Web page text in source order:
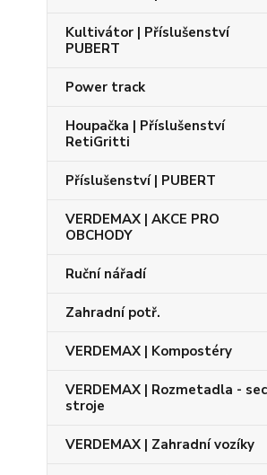
Kultivátor | Příslušenství
PUBERT
Power track
Houpačka | Příslušenství
RetiGritti
Příslušenství | PUBERT
VERDEMAX | AKCE PRO
OBCHODY
Ruční nářadí
Zahradní potř.
VERDEMAX | Kompostéry
VERDEMAX | Rozmetadla -
stroje
VERDEMAX | Zahradní vozíky